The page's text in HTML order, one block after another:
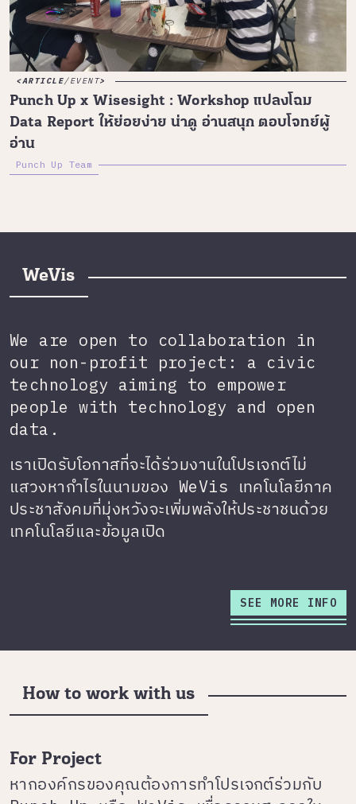
ARTICLE/EVENT
Punch Up x Wisesight : Workshop แปลงโฉม
Data Report ให้ย่อยง่าย น่าดู อ่านสนุก ตอบโจทย์ผู้
อ่าน
Punch Up Team
WeVis
We are open to collaboration in
our non-profit project: a civic
technology aiming to empower
people with technology and open
data.
เราเปิดรับโอกาสที่จะได้ร่วมงานในโปรเจกต์ไม่
แสวงหากำไรในนามของ WeVis เทคโนโลยีภาค
ประชาสังคมที่มุ่งหวังจะเพิ่มพลังให้ประชาชนด้วย
เทคโนโลยีและข้อมูลเปิด
SEE MORE INFO
How to work with us
For Project
หากองค์กรของคุณต้องการทำโปรเจกต์ร่วมกับ